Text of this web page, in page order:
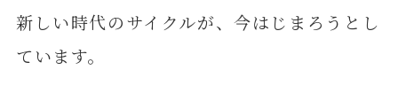
新しい時代のサイクルが、今はじまろうとし
ています。